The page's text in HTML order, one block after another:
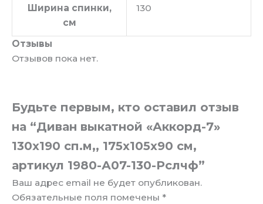
Ширина спинки,
см
130
Отзывы
Отзывов пока нет.
Будьте первым, кто оставил отзыв
на “Диван выкатной «Аккорд-7»
130х190 сп.м,, 175х105х90 см,
артикул 1980-А07-130-Рслчф”
Ваш адрес email не будет опубликован.
Обязательные поля помечены *